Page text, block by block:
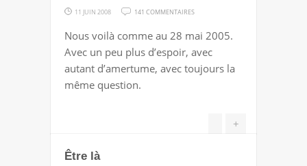
PERD
SANG-
FROID,
SERAIT-
11 JUIN 2008 141 COMMENTAIRES
L'EUROPE
RETIENT,
ENCORE,
Nous voilà comme au 28 mai 2005.
Avec un peu plus d’espoir, avec
autant d’amertume, avec toujours la
même question.
+
Être là